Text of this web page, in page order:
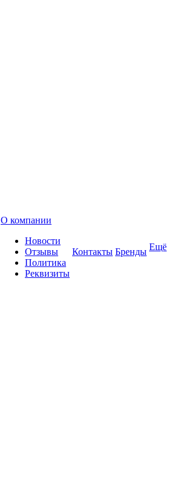
О компании
Новости
Отзывы
Политика
Реквизиты
Контакты Бренды Ещё